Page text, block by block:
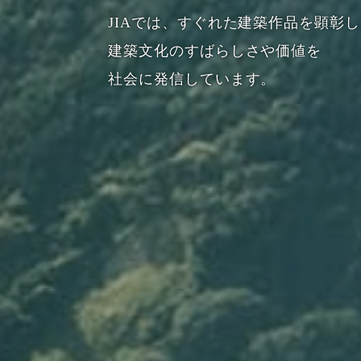
JIAでは、すぐれた建築作品を顕彰
建築文化のすばらしさや価値を
社会に発信しています。